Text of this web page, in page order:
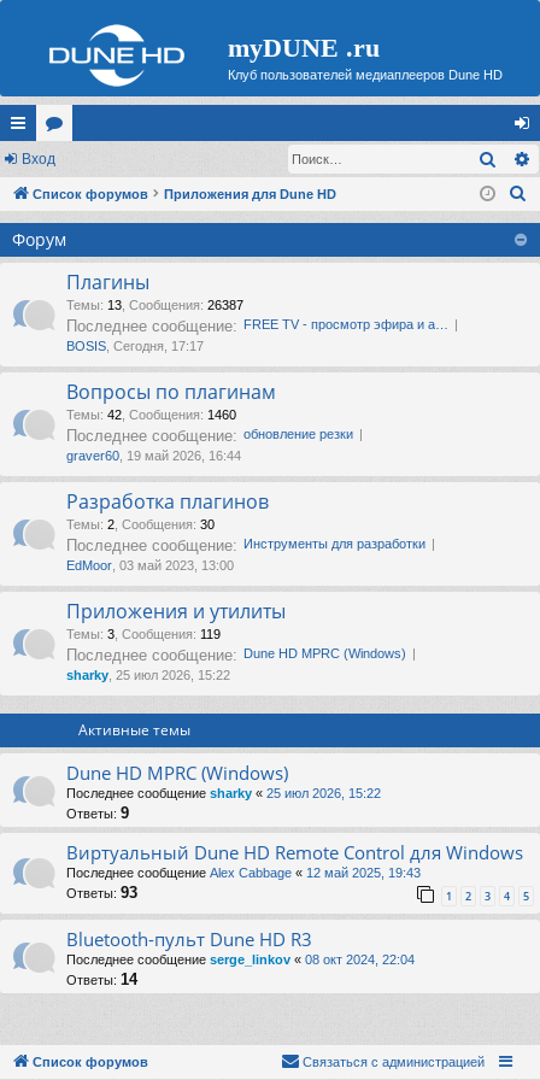
myDUNE .ru
Клуб пользователей медиаплееров Dune HD
с
ы
лк
и
ор
ум
хо
д
Вход
Список форумов Приложения для Dune HD
Форум
Плагины
Темы: 13 Сообщения: 26387
Последнее сообщение: FREE TV - просмотр эфира и а…
BOSIS , Сегодня, 17:17
Вопросы по плагинам
Темы: 42 Сообщения: 1460
Последнее сообщение: обновление резки
graver60 , 19 май 2026, 16:44
Разработка плагинов
Темы: 2 Сообщения: 30
Последнее сообщение: Инструменты для разработки
EdMoor , 03 май 2023, 13:00
Приложения и утилиты
Темы: 3 Сообщения: 119
Последнее сообщение: Dune HD MPRC (Windows)
sharky , 25 июл 2026, 15:22
Активные темы
Dune HD MPRC (Windows)
Последнее сообщение sharky « 25 июл 2026, 15:22
Ответы: 9
Виртуальный Dune HD Remote Control для Windows
Последнее сообщение Alex Cabbage « 12 май 2025, 19:43
Ответы: 93 1 2 3 4 5
Bluetooth-пульт Dune HD R3
Последнее сообщение serge_linkov « 08 окт 2024, 22:04
Ответы: 14
Список форумов Связаться с администрацией